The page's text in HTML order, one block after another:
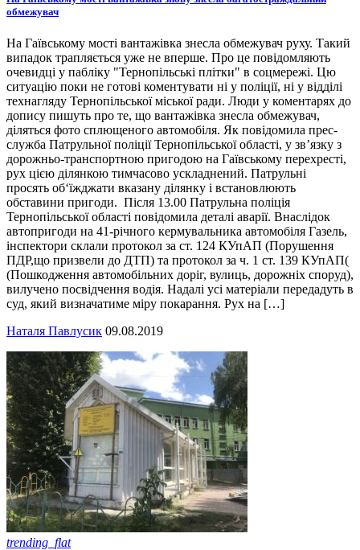
обмежувач
На Гаївському мості вантажівка знесла обмежувач руху. Такий
випадок трапляється уже не вперше. Про це повідомляють
очевидці у пабліку "Тернопільські плітки" в соцмережі. Цю
ситуацію поки не готові коментувати ні у поліції, ні у відділі
технагляду Тернопільської міської ради. Люди у коментарях до
допису пишуть про те, що вантажівка знесла обмежувач,
діляться фото сплющеного автомобіля. Як повідомила прес-
служба Патрульної поліції Тернопільської області, у зв’язку з
дорожньо-транспортною пригодою на Гаївському перехресті,
рух цією ділянкою тимчасово ускладнений. Патрульні
просять об‘їжджати вказану ділянку і встановлюють
обставини пригоди. Після 13.00 Патрульна поліція
Тернопільської області повідомила деталі аварії. Внаслідок
автопригоди на 41-річного кермувальника автомобіля Газель,
інспектори склали протокол за ст. 124 КУпАП (Порушення
ПДР,що призвели до ДТП) та протокол за ч. 1 ст. 139 КУпАП(
(Пошкодження автомобільних доріг, вулиць, дорожніх споруд),
вилучено посвідчення водія. Надалі усі матеріали передадуть в
суд, який визначатиме міру покарання. Рух на […]
Наталя Павлусик 09.08.2019
trending_flat